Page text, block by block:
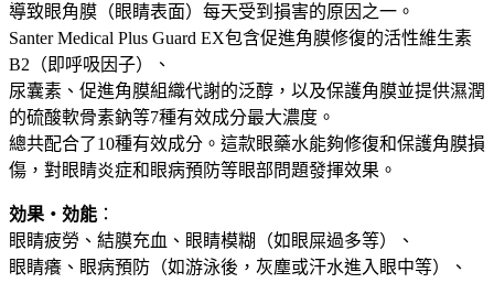
級
G
金
瓶
滴
眼
液
解
結
膜
導致眼角膜（眼睛表面）每天受到損害的原因之一。
Santer Medical Plus Guard EX包含促進角膜修復的活性維生素
B2（即呼吸因子）、
尿囊素、促進角膜組織代謝的泛醇，以及保護角膜並提供濕潤
的硫酸軟骨素鈉等7種有效成分最大濃度。
總共配合了10種有效成分。這款眼藥水能夠修復和保護角膜損
傷，對眼睛炎症和眼病預防等眼部問題發揮效果。
効果・効能 ：
眼睛疲勞、結膜充血、眼睛模糊（如眼屎過多等）、
眼睛癢、眼病預防（如游泳後，灰塵或汗水進入眼中等）、